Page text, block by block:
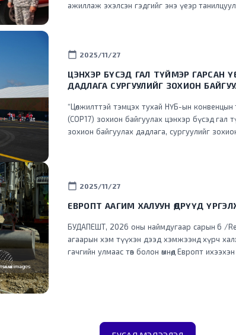
ажиллаж эхэлсэн гэдгийг энэ үеэр
calendar_today 2025/11/27
ЦЭНХЭР БҮСЭД ГАЛ ТҮЙМЭР ГАРСАН
ДАДЛАГА СУРГУУЛИЙГ ЗОХИОН
“Цөлжилттэй тэмцэх тухай НҮБ-ын
(COP17) зохион байгуулах цэнхэр бүсэд
зохион байгуулах дадлага, сургуулийг
calendar_today 2025/11/27
ЕВРОПТ ААГИМ ХАЛУУН ӨДРҮҮД
БУДАПЕШТ, 2026 оны наймдугаар сарын 6 /
агаарын хэм түүхэн дээд хэмжээнд хүрч
гачгийн улмаас төв болон өмнөд Европт
мужийн өмнөд хэсэгт дэгдсэн ойн түймрийг